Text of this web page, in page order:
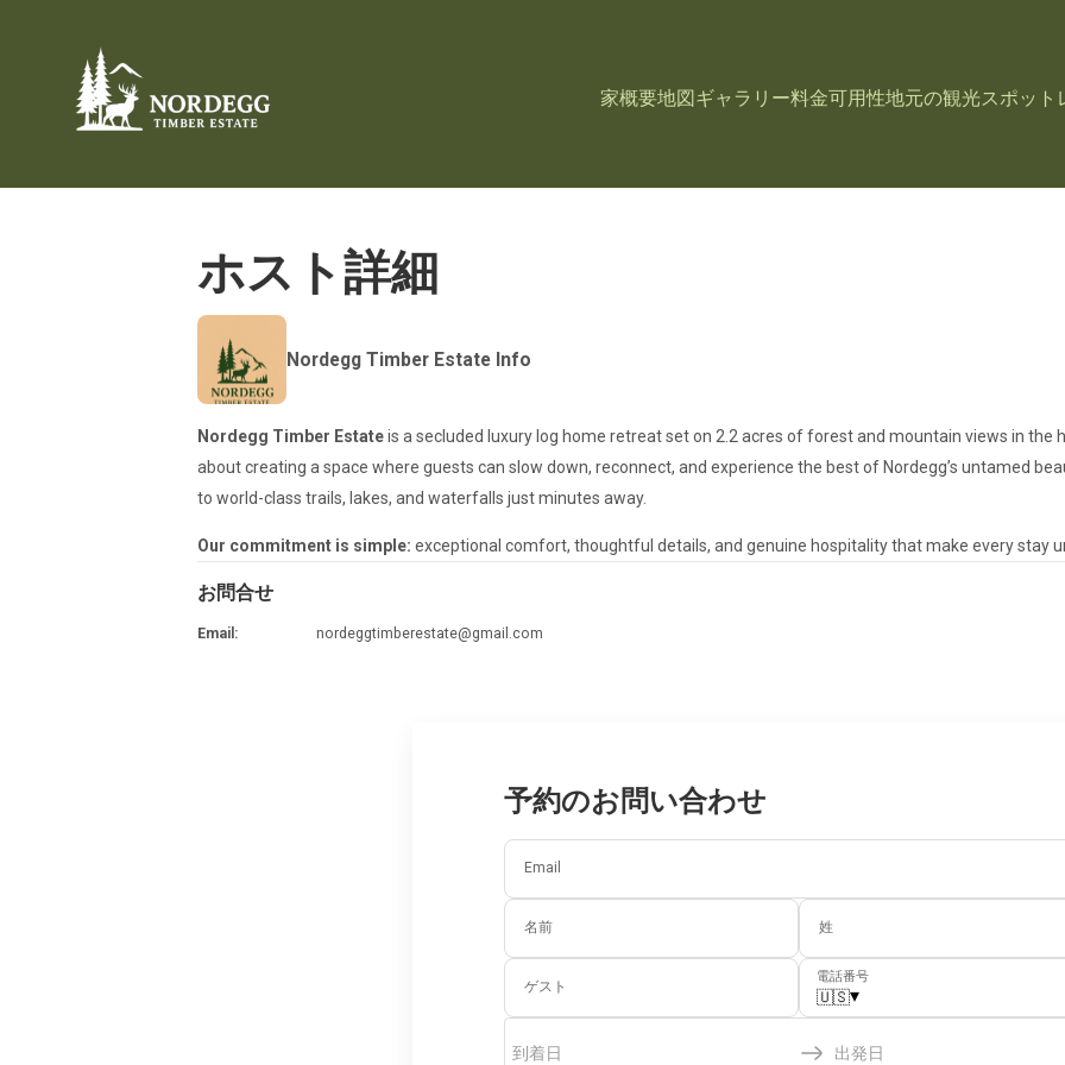
家概要地図ギャラリー料金可用性地元の観光スポット
ホスト詳細
Nordegg Timber Estate Info
Nordegg Timber Estateis a secluded luxury log home retreat set on 2.2 acres of forest and mountain views in the
about creating a space where guests can slow down, reconnect, and experience the best of Nordegg’s untamed
to world-class trails, lakes, and waterfalls just minutes away.
Our commitment is simple: exceptional comfort, thoughtful details, and genuine hospitality that make every stay
お問合せ
Email : nordeggtimberestate@gmail.com
予約のお問い合わせ
Email
名前 姓
ゲスト
電話番号
🇺🇸▾
到着日 出発日